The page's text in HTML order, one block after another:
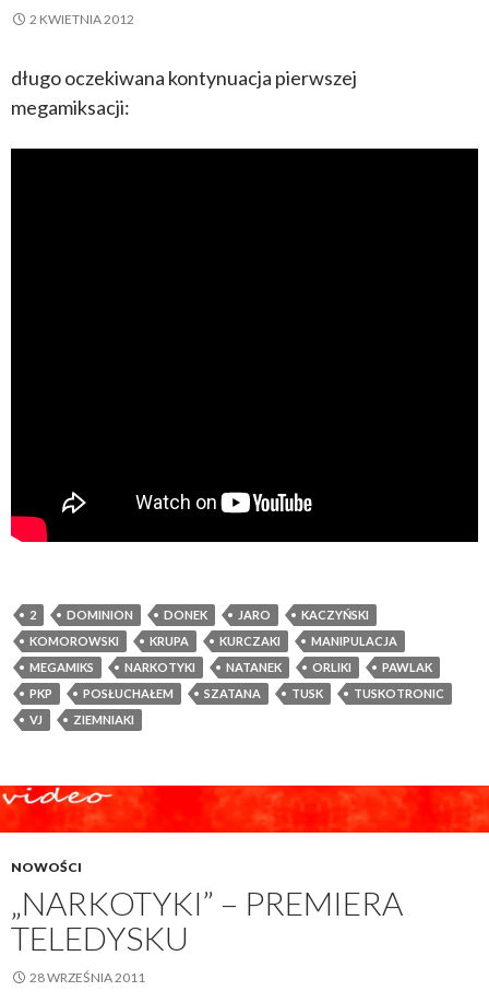
2 KWIETNIA 2012
długo oczekiwana kontynuacja pierwszej
megamiksacji:
2 DOMINION DONEK JARO
KACZYŃSKI
KOMOROWSKI
KRUPA KURCZAKI
MANIPULACJA
MEGAMIKS
NARKOTYKI NATANEK ORLIKI
PAWLAK
PKP
POSŁUCHAŁEM SZATANA TUSK
TUSKOTRONIC
VJ
ZIEMNIAKI
NOWOŚCI
„NARKOTYKI” – PREMIERA
TELEDYSKU
28 WRZEŚNIA 2011